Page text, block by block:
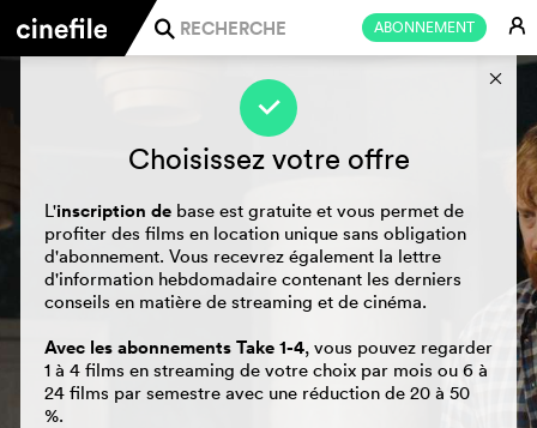
ABONNEMENT E
j
s
f
Choisissez votre offre
L'inscription de base est gratuite et vous permet de
profiter des films en location unique sans obligation
d'abonnement. Vous recevrez également la lettre
d'information hebdomadaire contenant les derniers
conseils en matière de streaming et de cinéma.
Avec les abonnements Take 1-4, vous pouvez regarder
1 à 4 films en streaming de votre choix par mois ou 6 à
24 films par semestre avec une réduction de 20 à 50
%.